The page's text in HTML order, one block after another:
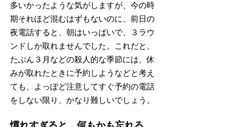
多いかったような気がしますが、今の時
期それほど混むはずもないのに、前日の
夜電話すると、朝はいっぱいで、３ラウ
ンドしか取れませんでした。これだと、
たぶん３月などの殺人的な季節には、休
みが取れたときに予約しようなどと考え
ても、よっぽど注意してすぐ予約の電話
をしない限り、かなり難しいでしょう。